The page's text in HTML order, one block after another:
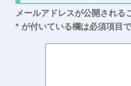
メールアドレスが公開される
* が付いている欄は必須項目